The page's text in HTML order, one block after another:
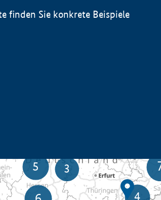
finden Sie konkrete Beispiele